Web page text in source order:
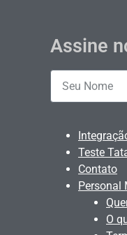
Assine
Teste
Contato
Personal
O